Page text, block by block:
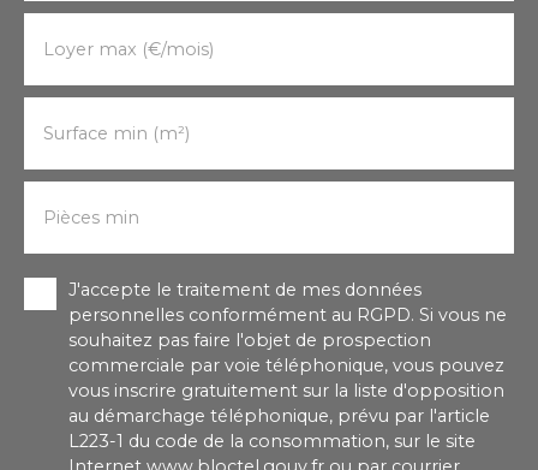
Loyer max (€/mois)
Surface min (m²)
Pièces min
J'accepte le traitement de mes données
personnelles conformément au RGPD. Si vous ne
souhaitez pas faire l'objet de prospection
commerciale par voie téléphonique, vous pouvez
vous inscrire gratuitement sur la liste d'opposition
au démarchage téléphonique, prévu par l'article
L223-1 du code de la consommation, sur le site